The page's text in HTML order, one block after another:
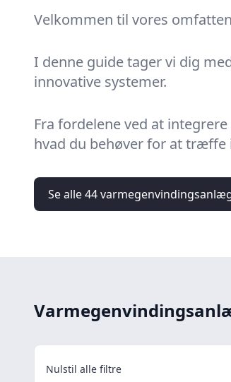
Velkommen til vores
I denne guide tager vi dig
innovative systemer.
Fra fordelene ved at
hvad du behøver for at
Se alle 44
Nulstil alle filtre